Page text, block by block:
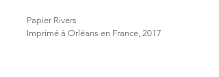
Papier Rivers
Imprimé à Orléans en France, 2017